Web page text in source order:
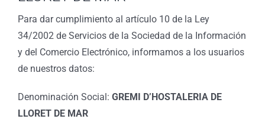
Para dar cumplimiento al artículo 10 de la Ley
34/2002 de Servicios de la Sociedad de la Información
y del Comercio Electrónico, informamos a los usuarios
de nuestros datos:
Denominación Social: GREMI D’HOSTALERIA DE
LLORET DE MAR